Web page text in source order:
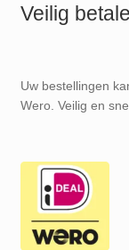
Veilig
Uw bestellingen
Wero. Veilig en